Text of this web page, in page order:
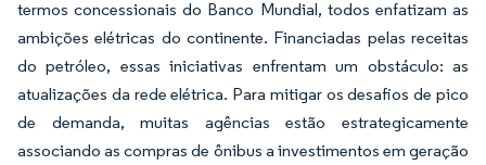
termos concessionais do Banco Mundial, todos enfatizam as
ambições elétricas do continente. Financiadas pelas receitas
do petróleo, essas iniciativas enfrentam um obstáculo: as
atualizações da rede elétrica. Para mitigar os desafios de pico
de demanda, muitas agências estão estrategicamente
associando as compras de ônibus a investimentos em geração